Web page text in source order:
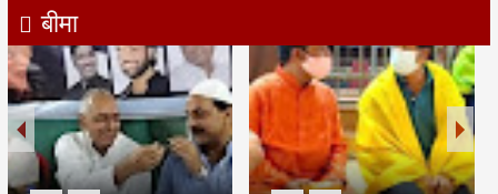
बीमा